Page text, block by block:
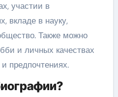
участии в
вкладе в науку,
Также можно
и личных качествах
и предпочтениях.